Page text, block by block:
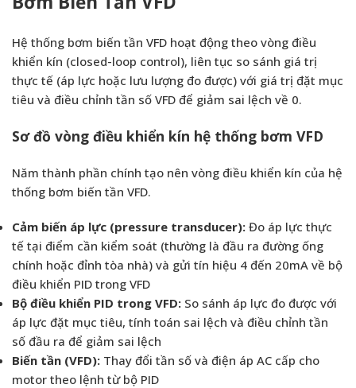
Hệ thống bơm biến tần VFD hoạt động theo vòng điều
khiển kín (closed-loop control), liên tục so sánh giá trị
thực tế (áp lực hoặc lưu lượng đo được) với giá trị đặt mục
tiêu và điều chỉnh tần số VFD để giảm sai lệch về 0.
Sơ đồ vòng điều khiển kín hệ thống bơm VFD
Năm thành phần chính tạo nên vòng điều khiển kín của hệ
thống bơm biến tần VFD.
Cảm biến áp lực (pressure transducer): Đo áp lực thực
tế tại điểm cần kiểm soát (thường là đầu ra đường ống
chính hoặc đỉnh tòa nhà) và gửi tín hiệu 4 đến 20mA về bộ
điều khiển PID trong VFD
Bộ điều khiển PID trong VFD: So sánh áp lực đo được với
áp lực đặt mục tiêu, tính toán sai lệch và điều chỉnh tần
số đầu ra để giảm sai lệch
Biến tần (VFD): Thay đổi tần số và điện áp AC cấp cho
motor theo lệnh từ bộ PID